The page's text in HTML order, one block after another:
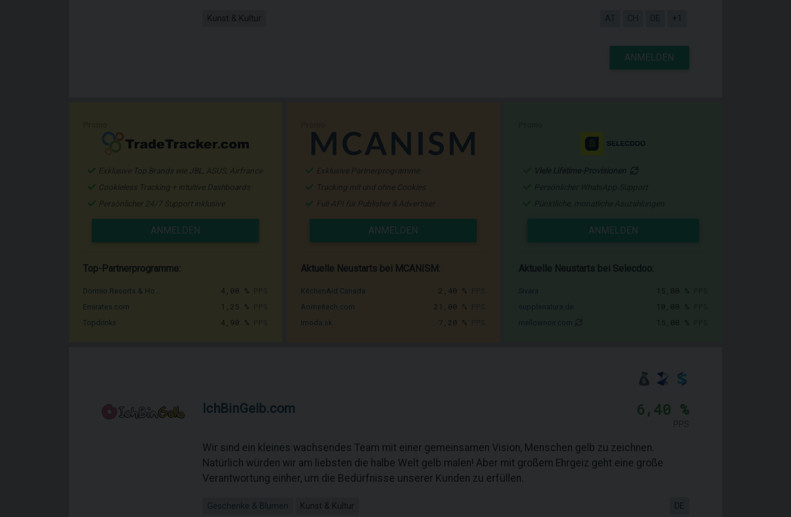
Kunst & Kultur AT CH DE +1
ANMELDEN
Exklusive Top Brands wie JBL, ASUS, Airfrance
Cookieless Tracking + intuitive Dashboards
Persönlicher 24/7 Support inklusive
ANMELDEN
Top-Partnerprogramme:
Dormio Resorts & Ho... 4,00 %
Emirates.com 1,25 %
Topdrinks 4,90 %
Exklusive Partnerprogramme
Tracking mit und ohne Cookies
Full-API für Publisher & Advertiser
ANMELDEN
Aktuelle Neustarts bei MCANISM:
KitchenAid Canada 2,40 %
Aomeitech.com 21,00 %
Imoda.sk 7,20 %
ANMELDEN
Aktuelle Neustarts bei Selecdoo:
15,00 %
10,00 %
15,00 %
IchBinGelb.com 6,40 %
Wir sind ein kleines wachsendes Team mit einer gemeinsamen Vision, Menschen gelb zu zeichnen.
Natürlich würden wir am liebsten die halbe Welt gelb malen! Aber mit großem Ehrgeiz geht eine große
Verantwortung einher, um die Bedürfnisse unserer Kunden zu erfüllen.
Geschenke & Blumen Kunst & Kultur DE